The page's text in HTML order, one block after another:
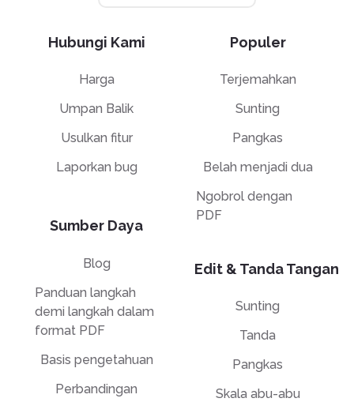
Hubungi Kami
Harga
Umpan Balik
Usulkan fitur
Laporkan bug
Sumber Daya
Blog
Panduan langkah
demi langkah dalam
format PDF
Basis pengetahuan
Perbandingan
Populer
Terjemahkan
Sunting
Pangkas
Belah menjadi dua
Ngobrol dengan
PDF
Edit & Tanda Tangan
Sunting
Tanda
Pangkas
Skala abu-abu